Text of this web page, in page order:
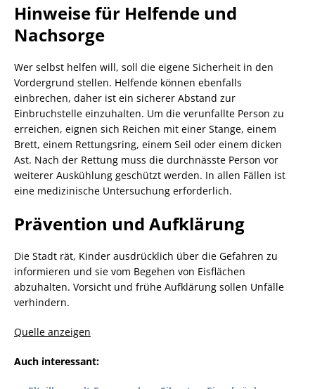
Hinweise für Helfende und
Nachsorge
Wer selbst helfen will, soll die eigene Sicherheit in den
Vordergrund stellen. Helfende können ebenfalls
einbrechen, daher ist ein sicherer Abstand zur
Einbruchstelle einzuhalten. Um die verunfallte Person zu
erreichen, eignen sich Reichen mit einer Stange, einem
Brett, einem Rettungsring, einem Seil oder einem dicken
Ast. Nach der Rettung muss die durchnässte Person vor
weiterer Auskühlung geschützt werden. In allen Fällen ist
eine medizinische Untersuchung erforderlich.
Prävention und Aufklärung
Die Stadt rät, Kinder ausdrücklich über die Gefahren zu
informieren und sie vom Begehen von Eisflächen
abzuhalten. Vorsicht und frühe Aufklärung sollen Unfälle
verhindern.
Quelle anzeigen
Auch interessant: